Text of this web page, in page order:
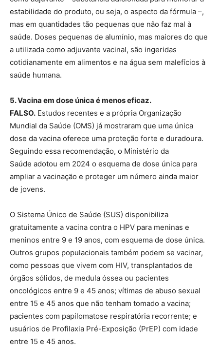
estabilidade do produto, ou seja, o aspecto da fórmula –,
mas em quantidades tão pequenas que não faz mal à
saúde. Doses pequenas de alumínio, mas maiores do que
a utilizada como adjuvante vacinal, são ingeridas
cotidianamente em alimentos e na água sem malefícios à
saúde humana.
5. Vacina em dose única é menos eficaz.
FALSO. Estudos recentes e a própria Organização
Mundial da Saúde (OMS) já mostraram que uma única
dose da vacina oferece uma proteção forte e duradoura.
Seguindo essa recomendação, o Ministério da
Saúde adotou em 2024 o esquema de dose única para
ampliar a vacinação e proteger um número ainda maior
de jovens.
O Sistema Único de Saúde (SUS) disponibiliza
gratuitamente a vacina contra o HPV para meninas e
meninos entre 9 e 19 anos, com esquema de dose única.
Outros grupos populacionais também podem se vacinar,
como pessoas que vivem com HIV, transplantados de
órgãos sólidos, de medula óssea ou pacientes
oncológicos entre 9 e 45 anos; vítimas de abuso sexual
entre 15 e 45 anos que não tenham tomado a vacina;
pacientes com papilomatose respiratória recorrente; e
usuários de Profilaxia Pré-Exposição (PrEP) com idade
entre 15 e 45 anos.